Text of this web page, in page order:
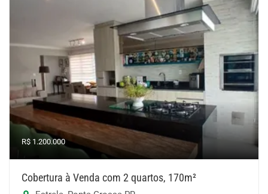
R$ 1.200.000
Cobertura à Venda com 2 quartos, 170m²